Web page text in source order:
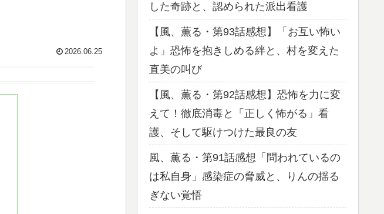
2026.06.25
した奇跡と、認められた派出看護
【風、薫る・第93話感想】「お互い怖い
よ」恐怖を抱きしめる絆と、村を変えた
直美の叫び
【風、薫る・第92話感想】恐怖を力に変
えて！徹底消毒と「正しく怖がる」看
護、そして駆けつけた最良の友
風、薫る・第91話感想「問われているの
は私自身」感染症の脅威と、りんの揺る
ぎない覚悟